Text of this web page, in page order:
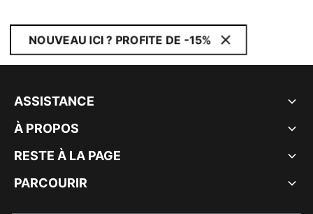
NOUVEAU ICI ? PROFITE DE -15%
ASSISTANCE
À PROPOS
RESTE À LA PAGE
PARCOURIR